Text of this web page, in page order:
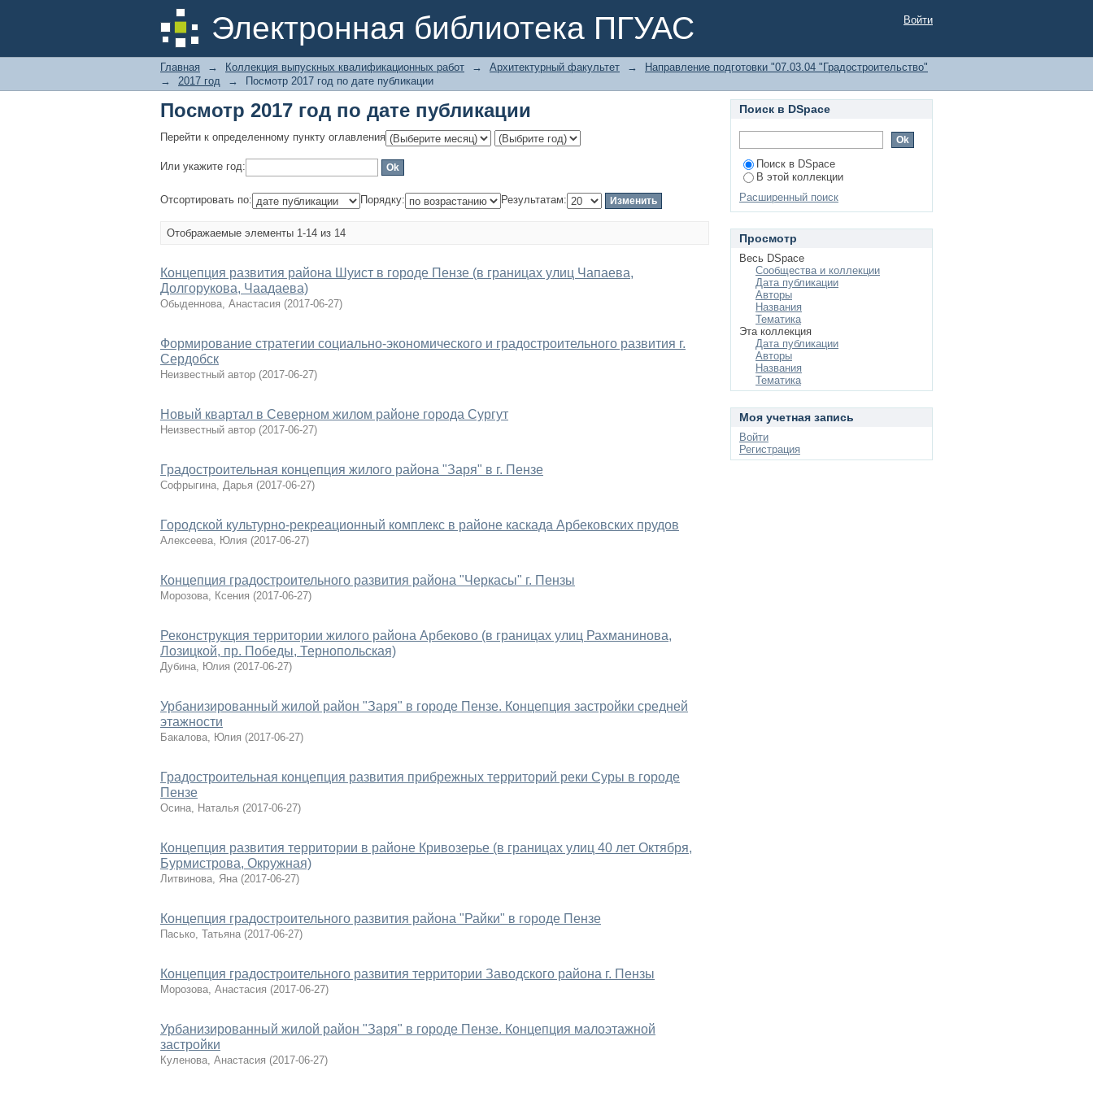
Электронная библиотека ПГУАС
Посмотр 2017 год по дате публикации Войти
Главная → Коллекция выпускных квалификационных работ → Архитектурный факультет →
Направление подготовки "07.03.04 "Градостроительство"
→
2017 год → Посмотр 2017 год по дате публикации
Посмотр 2017 год по дате публикации
Перейти к определенному пункту оглавления
Или укажите год:
Отсортировать по: Порядку: Результатам:
Отображаемые элементы 1-14 из 14
Концепция развития района Шуист в городе Пензе (в границах улиц Чапаева,
Долгорукова, Чаадаева)
Обыденнова, Анастасия (2017-06-27)
Формирование стратегии социально-экономического и градостроительного развития г.
Сердобск
Неизвестный автор (2017-06-27)
Новый квартал в Северном жилом районе города Сургут
Неизвестный автор (2017-06-27)
Градостроительная концепция жилого района "Заря" в г. Пензе
Софрыгина, Дарья (2017-06-27)
Городской культурно-рекреационный комплекс в районе каскада Арбековских прудов
Алексеева, Юлия (2017-06-27)
Концепция градостроительного развития района "Черкасы" г. Пензы
Морозова, Ксения (2017-06-27)
Реконструкция территории жилого района Арбеково (в границах улиц Рахманинова,
Лозицкой, пр. Победы, Тернопольская)
Дубина, Юлия (2017-06-27)
Урбанизированный жилой район "Заря" в городе Пензе. Концепция застройки средней
этажности
Бакалова, Юлия (2017-06-27)
Градостроительная концепция развития прибрежных территорий реки Суры в городе
Пензе
Осина, Наталья (2017-06-27)
Концепция развития территории в районе Кривозерье (в границах улиц 40 лет Октября,
Бурмистрова, Окружная)
Литвинова, Яна (2017-06-27)
Концепция градостроительного развития района "Райки" в городе Пензе
Пасько, Татьяна (2017-06-27)
Концепция градостроительного развития территории Заводского района г. Пензы
Морозова, Анастасия (2017-06-27)
Урбанизированный жилой район "Заря" в городе Пензе. Концепция малоэтажной
застройки
Куленова, Анастасия (2017-06-27)
Поиск в DSpace
Поиск в DSpace
В этой коллекции
Расширенный поиск
Просмотр
Весь DSpace
Сообщества и коллекции
Дата публикации
Авторы
Названия
Тематика
Эта коллекция
Дата публикации
Авторы
Названия
Тематика
Моя учетная запись
Войти
Регистрация